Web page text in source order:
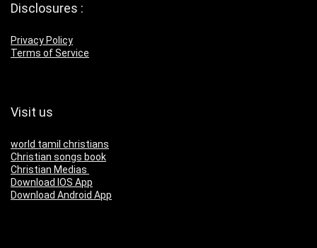
Disclosures :
Privacy Policy
Terms of Service
Visit us
world tamil christians
Christian songs book
Christian Medias
Download IOS App
Download Android App